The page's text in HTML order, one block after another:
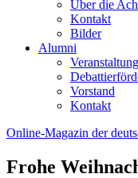
Über die
Kontakt
Bilder
Alumni
Vorstand
Kontakt
Online-Magazin der
Frohe